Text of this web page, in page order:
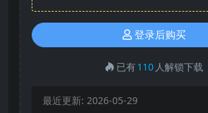
登录后购买
已有110 人解锁下载
最近更新: 2026-05-29